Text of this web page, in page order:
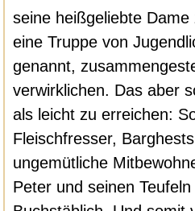
seine heißgeliebte
eine Truppe von
genannt,
verwirklichen. Das aber
als leicht zu erreichen:
Fleischfresser,
ungemütliche
Peter und seinen